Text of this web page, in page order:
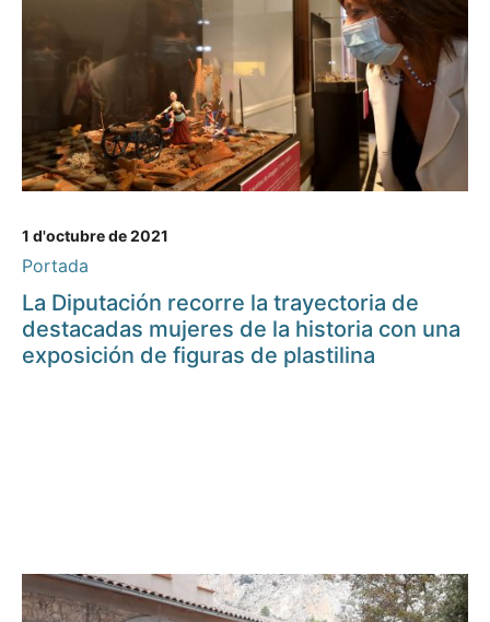
1 d'octubre de 2021
Portada
La Diputación recorre la trayectoria de
destacadas mujeres de la historia con una
exposición de figuras de plastilina